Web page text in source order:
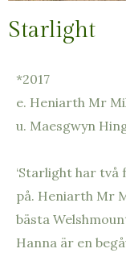
Starlight
*2017
e. Heniarth Mr
u. Maesgwyn
‘Starlight har
på. Heniarth Mr
bästa
Hanna är en